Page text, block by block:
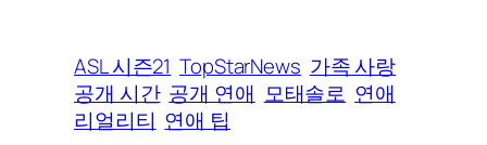
ASL 시즌21 TopStarNews 가족 사랑
공개 시간 공개 연애 모태솔로 연애
리얼리티 연애 팁